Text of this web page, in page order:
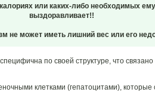
или каких-либо необходимых
выздоравливает!!
не может иметь лишний вес или его
по своей структуре, что
клетками (гепатоцитами), которые